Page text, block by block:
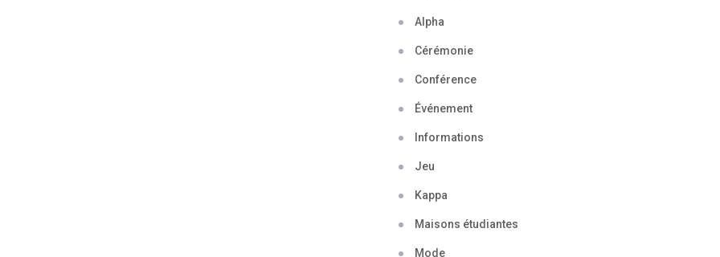
Alpha
Cérémonie
Conférence
Événement
Informations
Jeu
Kappa
Maisons étudiantes
Mode